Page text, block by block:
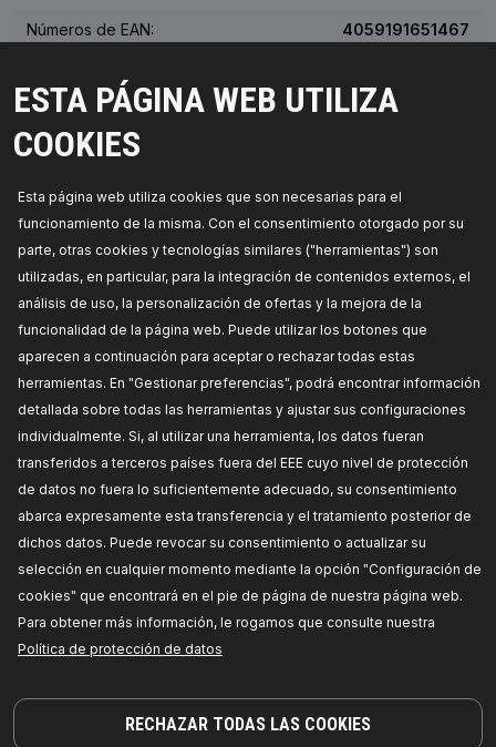
ESTA PÁGINA WEB UTILIZA
COOKIES
Esta página web utiliza cookies que son necesarias para el
funcionamiento de la misma. Con el consentimiento otorgado por su
parte, otras cookies y tecnologías similares ("herramientas") son
utilizadas, en particular, para la integración de contenidos externos, el
análisis de uso, la personalización de ofertas y la mejora de la
funcionalidad de la página web. Puede utilizar los botones que
aparecen a continuación para aceptar o rechazar todas estas
herramientas. En "Gestionar preferencias", podrá encontrar información
detallada sobre todas las herramientas y ajustar sus configuraciones
individualmente. Si, al utilizar una herramienta, los datos fueran
transferidos a terceros países fuera del EEE cuyo nivel de protección
de datos no fuera lo suficientemente adecuado, su consentimiento
abarca expresamente esta transferencia y el tratamiento posterior de
dichos datos. Puede revocar su consentimiento o actualizar su
selección en cualquier momento mediante la opción "Configuración de
cookies" que encontrará en el pie de página de nuestra página web.
Para obtener más información, le rogamos que consulte nuestra
Política de protección de datos
RECHAZAR TODAS LAS COOKIES
Números de EAN: 4059191651467
El aspecto real del producto podría diferir del mostrado en la
imagen
NÚMERO OEM, NÚMERO DE FABRICANTE DE EQUIPOS
ORIGINALES (OEM)
VEHÍCULOS COMPATIBLES
LOS PRODUCTOS MÁS VENDIDOS EN SU PAÍS
PIEZAS COMPATIBLES
¡PIEZAS EN LAS QUE PUEDE CONFIAR!